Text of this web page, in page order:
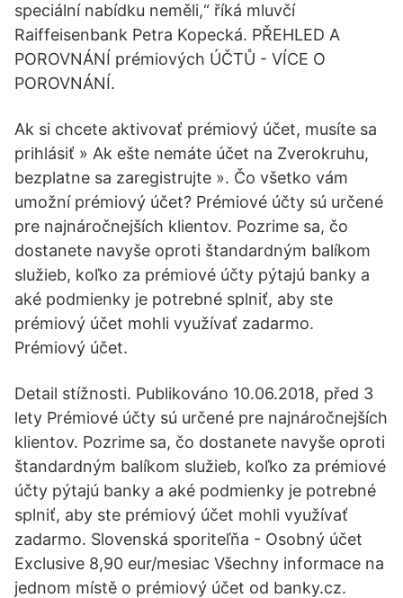
speciální nabídku neměli,“ říká mluvčí
Raiffeisenbank Petra Kopecká. PŘEHLED A
POROVNÁNÍ prémiových ÚČTŮ - VÍCE O
POROVNÁNÍ.
Ak si chcete aktivovať prémiový účet, musíte sa
prihlásiť » Ak ešte nemáte účet na Zverokruhu,
bezplatne sa zaregistrujte ». Čo všetko vám
umožní prémiový účet? Prémiové účty sú určené
pre najnáročnejších klientov. Pozrime sa, čo
dostanete navyše oproti štandardným balíkom
služieb, koľko za prémiové účty pýtajú banky a
aké podmienky je potrebné splniť, aby ste
prémiový účet mohli využívať zadarmo.
Prémiový účet.
Detail stížnosti. Publikováno 10.06.2018, před 3
lety Prémiové účty sú určené pre najnáročnejších
klientov. Pozrime sa, čo dostanete navyše oproti
štandardným balíkom služieb, koľko za prémiové
účty pýtajú banky a aké podmienky je potrebné
splniť, aby ste prémiový účet mohli využívať
zadarmo. Slovenská sporiteľňa - Osobný účet
Exclusive 8,90 eur/mesiac Všechny informace na
jednom místě o prémiový účet od banky.cz.